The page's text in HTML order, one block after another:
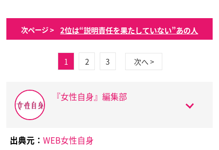
次ページ > 2位は“説明責任を果たしていない”あの人
1 2 3 次へ >
『女性自身』編集部
出典元： WEB女性自身